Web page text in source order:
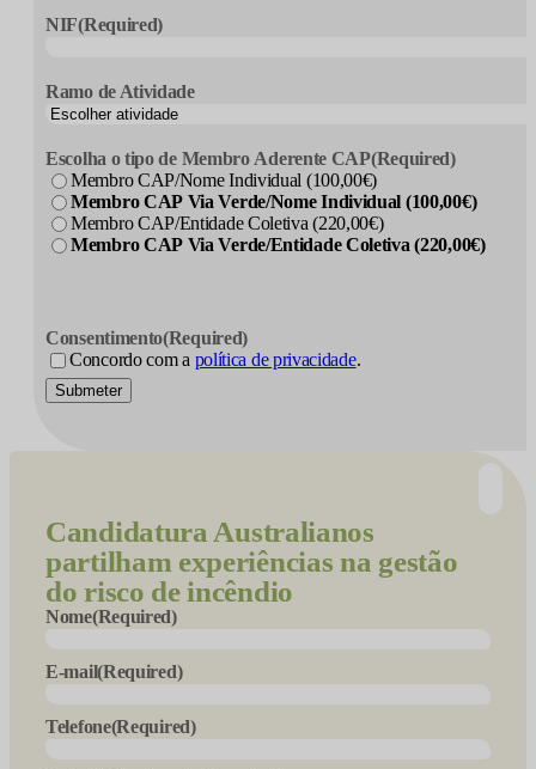
NIF(Required)
Ramo de Atividade
Escolha o tipo de Membro Aderente CAP(Required)
Membro CAP/Nome Individual (100,00€)
Membro CAP Via Verde/Nome Individual (100,00€)
Membro CAP/Entidade Coletiva (220,00€)
Membro CAP Via Verde/Entidade Coletiva (220,00€)
Consentimento(Required)
Concordo com a política de privacidade.
Submeter
Candidatura Australianos
partilham experiências na gestão
do risco de incêndio
Nome(Required)
E-mail(Required)
Telefone(Required)